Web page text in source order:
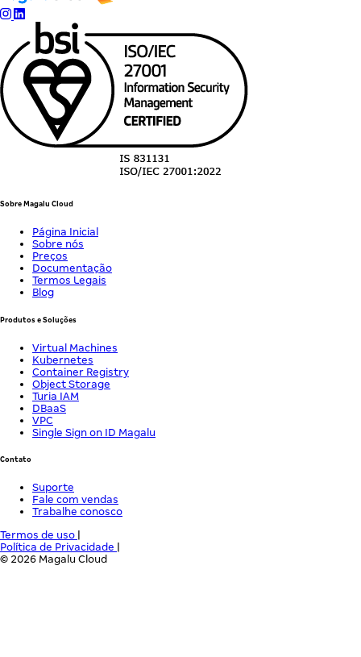
Sobre Magalu Cloud
Página Inicial
Sobre nós
Preços
Documentação
Termos Legais
Blog
Produtos e Soluções
Virtual Machines
Kubernetes
Container Registry
Object Storage
Turia IAM
DBaaS
VPC
Single Sign on ID Magalu
Contato
Suporte
Fale com vendas
Trabalhe conosco
Termos de uso
Política de Privacidade
© 2026 Magalu Cloud